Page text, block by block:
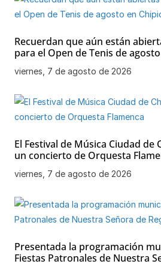
Recuerdan que aún están
para el Open de Tenis de
viernes, 7 de agosto de 2026
El Festival de Música Ciudad
un concierto de Orquesta
viernes, 7 de agosto de 2026
Presentada la programación
Fiestas Patronales de Nuestra